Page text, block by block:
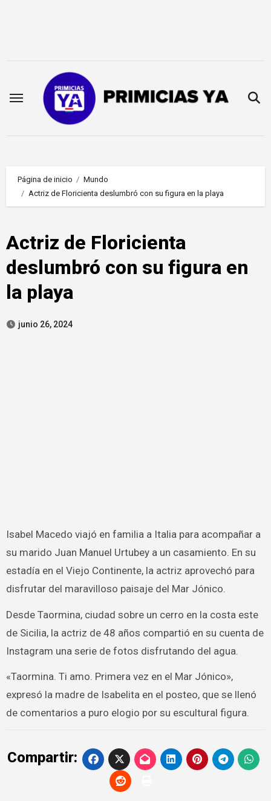
Página de inicio
Mundo
Actriz de Floricienta deslumbró con su figura en la playa
Actriz de Floricienta
deslumbró con su figura en
la playa
junio 26, 2024
Isabel Macedo viajó en familia a Italia para acompañar a
su marido Juan Manuel Urtubey a un casamiento. En su
estadía en el Viejo Continente, la actriz aprovechó para
disfrutar del maravilloso paisaje del Mar Jónico.
Desde Taormina, ciudad sobre un cerro en la costa este
de Sicilia, la actriz de 48 años compartió en su cuenta de
Instagram una serie de fotos disfrutando del agua.
«Taormina. Ti amo. Primera vez en el Mar Jónico»,
expresó la madre de Isabelita en el posteo, que se llenó
de comentarios a puro elogio por su escultural figura.
Compartir: